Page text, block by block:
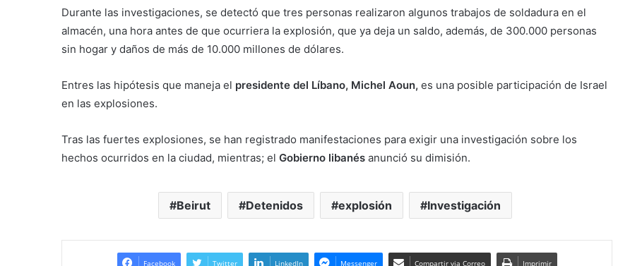
Durante las investigaciones, se detectó que tres personas realizaron algunos trabajos de soldadura en el
almacén, una hora antes de que ocurriera la explosión, que ya deja un saldo, además, de 300.000 personas
sin hogar y daños de más de 10.000 millones de dólares.
Entres las hipótesis que maneja el presidente del Líbano, Michel Aoun, es una posible participación de Israel
en las explosiones.
Tras las fuertes explosiones, se han registrado manifestaciones para exigir una investigación sobre los
hechos ocurridos en la ciudad, mientras; el Gobierno libanés anunció su dimisión.
Beirut Detenidos explosión Investigación
Facebook Twitter LinkedIn Messenger Compartir via Correo Imprimir